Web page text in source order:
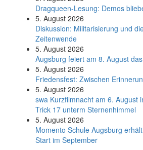
Dragqueen-Lesung: Demos
5. August 2026
Diskussion: Mi­li­ta­ri­sie­rung und
Zeitenwende
5. August 2026
Augsburg feiert am 8. August
5. August 2026
Friedensfest: Zwischen
5. August 2026
swa Kurz­film­nacht am 6. August
Trick 17 unterm Sternen­himmel
5. August 2026
Momento Schule Augsburg
Start im September